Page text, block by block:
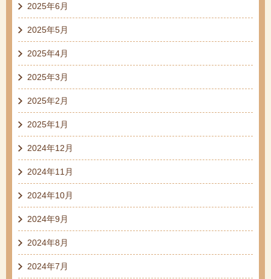
2025年6月
2025年5月
2025年4月
2025年3月
2025年2月
2025年1月
2024年12月
2024年11月
2024年10月
2024年9月
2024年8月
2024年7月